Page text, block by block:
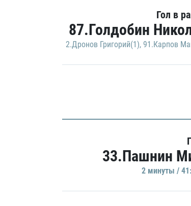
Гол в
87.Голдобин
2.Дронов Григорий(1), 91.Карпов
33.Пашнин
2 минуты /